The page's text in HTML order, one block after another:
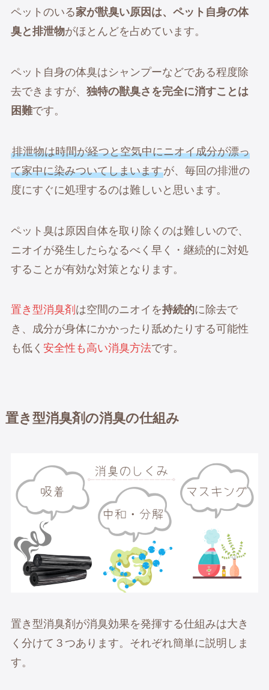
ペットのいる家が獣臭い原因は、ペット自身の体
臭と排泄物がほとんどを占めています。
ペット自身の体臭はシャンプーなどである程度除
去できますが、 独特の獣臭さを完全に消すことは
困難です。
排泄物は時間が経つと空気中にニオイ成分が漂っ
て家中に染みついてしまいますが、毎回の排泄の
度にすぐに処理するのは難しいと思います。
ペット臭は原因自体を取り除くのは難しいので、
ニオイが発生したらなるべく早く・継続的に対処
することが有効な対策となります。
置き型消臭剤 は空間のニオイを持続的に除去で
き、成分が身体にかかったり舐めたりする可能性
も低く 安全性も高い消臭方法です。
置き型消臭剤の消臭の仕組み
置き型消臭剤が消臭効果を発揮する仕組みは大き
く分けて３つあります。それぞれ簡単に説明しま
す。